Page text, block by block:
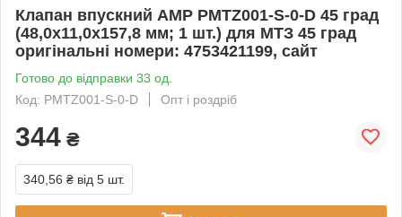
Клапан впускний AMP PMTZ001-S-0-D 45 град
(48,0x11,0x157,8 мм; 1 шт.) для МТЗ 45 град
оригінальні номери: 4753421199, сайт
Готово до відправки 33 од.
Код: PMTZ001-S-0-D
Опт і роздріб
344 ₴
340,56 ₴ від 5 шт.